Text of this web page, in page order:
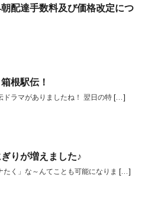
朝配達手数料及び価格改定につ
根駅伝！
ドラマがありましたね！ 翌日の特 […]
りが増えました♪
たく」な～んてことも可能になりま […]